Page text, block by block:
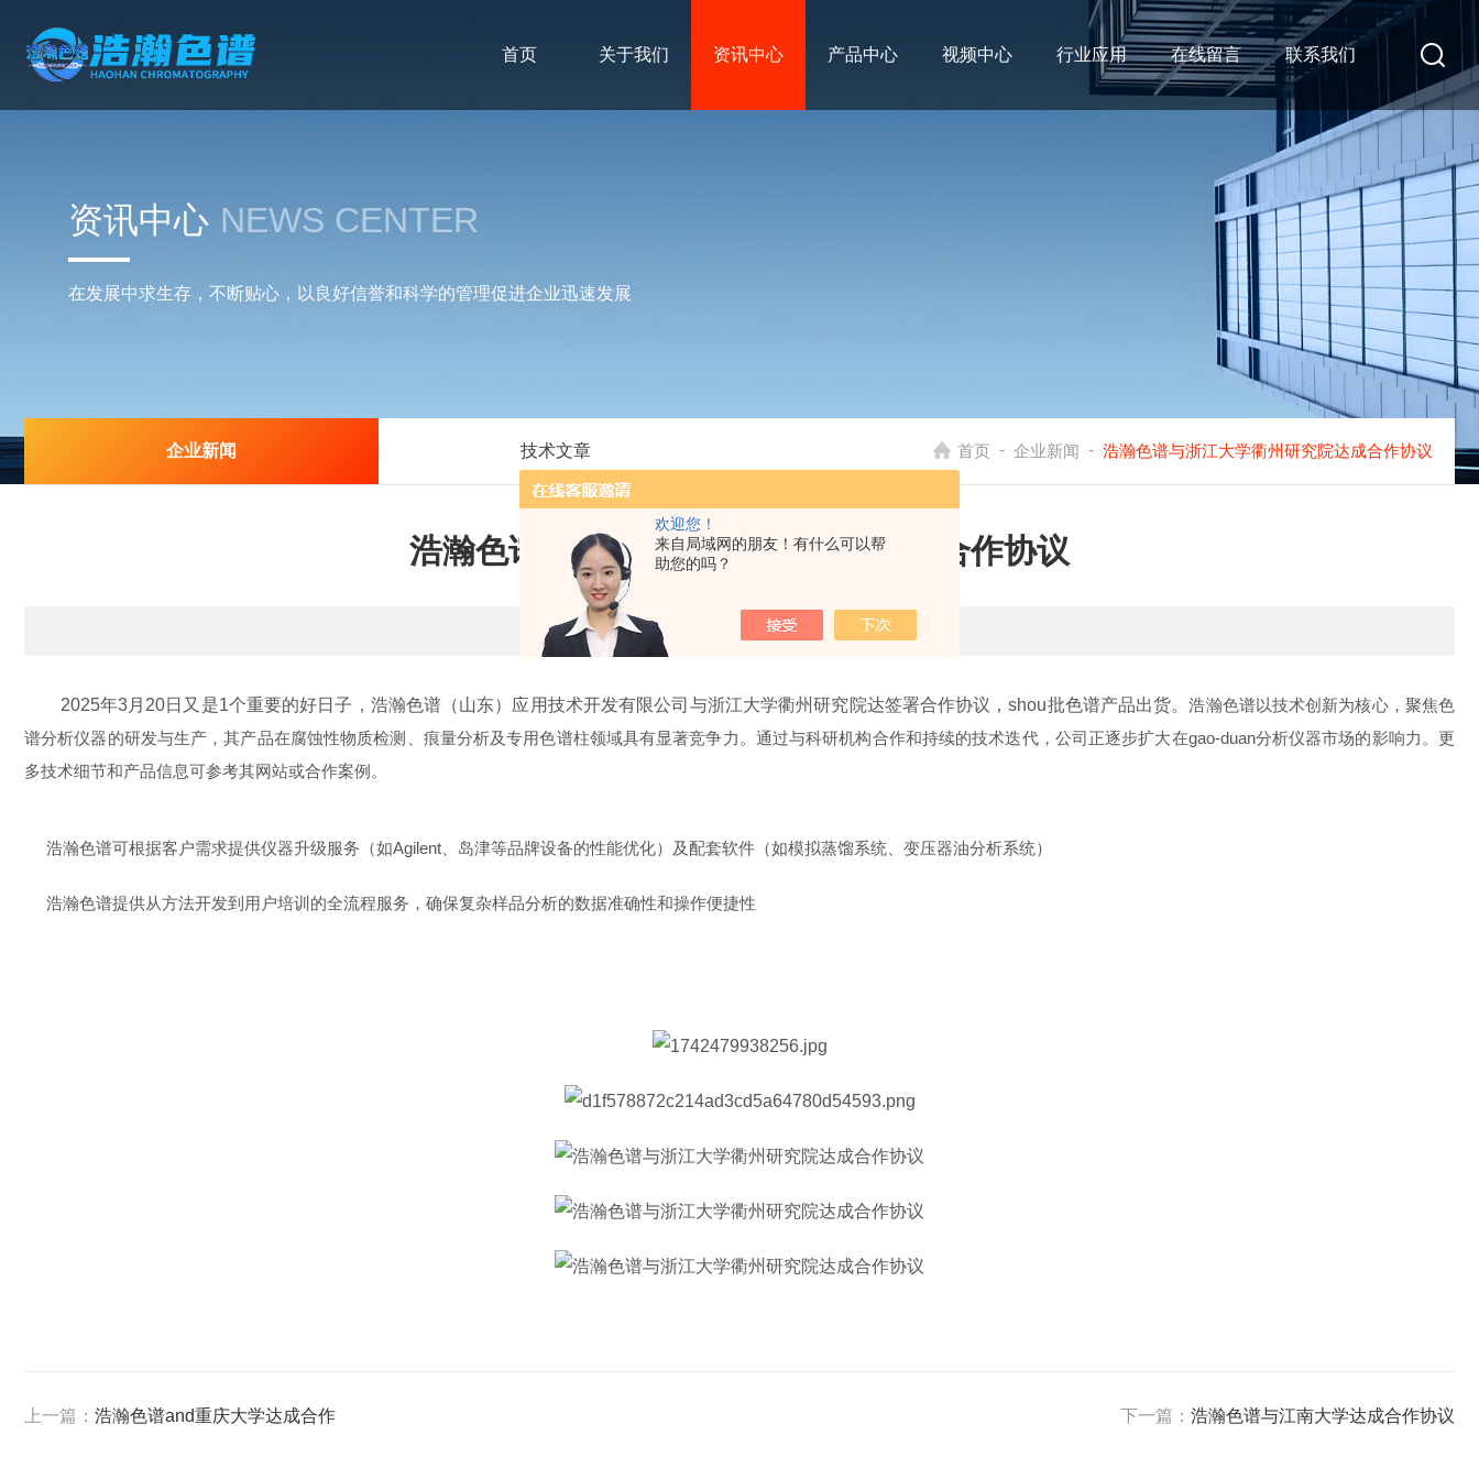
欢迎您！
来自局域网的朋友！有什么可以帮
助您的吗？
首页 关于我们 资讯中心 产品中心 视频中心 行业应用 在线留言 联系我们
资讯中心 NEWS CENTER
在发展中求生存，不断贴心，以良好信誉和科学的管理促进企业迅速发展
企业新闻 技术文章 首页 - 企业新闻 - 浩瀚色谱与浙江大学衢州研究院达成合作协议
浩瀚色谱与浙江大学衢州研究院达成合作协议
更新时间：2025-03-20 点击次数：897
2025年3月20日又是1个重要的好日子，浩瀚色谱（山东）应用技术开发有限公司与浙江大学衢州研究院达签署合作协议，shou批色谱产品出货。浩瀚色谱以技术创新为核心，聚焦色
谱分析仪器的研发与生产，其产品在腐蚀性物质检测、痕量分析及专用色谱柱领域具有显著竞争力。通过与科研机构合作和持续的技术迭代，公司正逐步扩大在gao-duan分析仪器市场的影响力。更
多技术细节和产品信息可参考其网站或合作案例。
浩瀚色谱可根据客户需求提供仪器升级服务（如Agilent、岛津等品牌设备的性能优化）及配套软件（如模拟蒸馏系统、变压器油分析系统）
浩瀚色谱提供从方法开发到用户培训的全流程服务，确保复杂样品分析的数据准确性和操作便捷性
上一篇： 浩瀚色谱and重庆大学达成合作 下一篇： 浩瀚色谱与江南大学达成合作协议